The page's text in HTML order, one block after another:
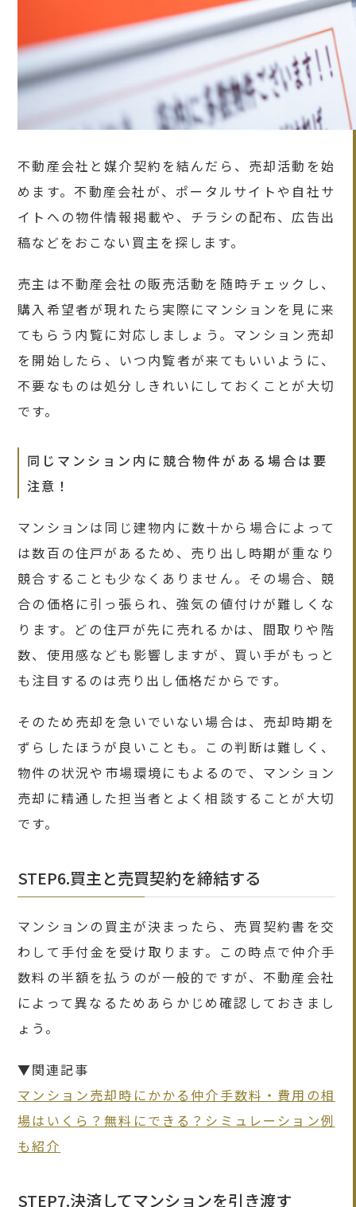
不動産会社と媒介契約を結んだら、売却活動を始
めます。不動産会社が、ポータルサイトや自社サ
イトへの物件情報掲載や、チラシの配布、広告出
稿などをおこない買主を探します。
売主は不動産会社の販売活動を随時チェックし、
購入希望者が現れたら実際にマンションを見に来
てもらう内覧に対応しましょう。マンション売却
を開始したら、いつ内覧者が来てもいいように、
不要なものは処分しきれいにしておくことが大切
です。
同じマンション内に競合物件がある場合は要
注意！
マンションは同じ建物内に数十から場合によって
は数百の住戸があるため、売り出し時期が重なり
競合することも少なくありません。その場合、競
合の価格に引っ張られ、強気の値付けが難しくな
ります。どの住戸が先に売れるかは、間取りや階
数、使用感なども影響しますが、買い手がもっと
も注目するのは売り出し価格だからです。
そのため売却を急いでいない場合は、売却時期を
ずらしたほうが良いことも。この判断は難しく、
物件の状況や市場環境にもよるので、マンション
売却に精通した担当者とよく相談することが大切
です。
STEP6.買主と売買契約を締結する
マンションの買主が決まったら、売買契約書を交
わして手付金を受け取ります。この時点で仲介手
数料の半額を払うのが一般的ですが、不動産会社
によって異なるためあらかじめ確認しておきまし
ょう。
▼関連記事
マンション売却時にかかる仲介手数料・費用の相
場はいくら？無料にできる？シミュレーション例
も紹介
STEP7.決済してマンションを引き渡す